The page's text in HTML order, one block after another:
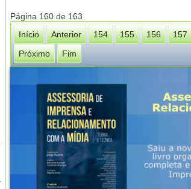
Página 160 de 163
Início
Anterior 154 155 156 157
Próximo
Fim